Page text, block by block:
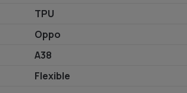
TPU
Oppo
A38
Flexible